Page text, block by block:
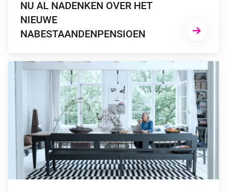
NU AL NADENKEN OVER HET
NIEUWE
NABESTAANDENPENSIOEN